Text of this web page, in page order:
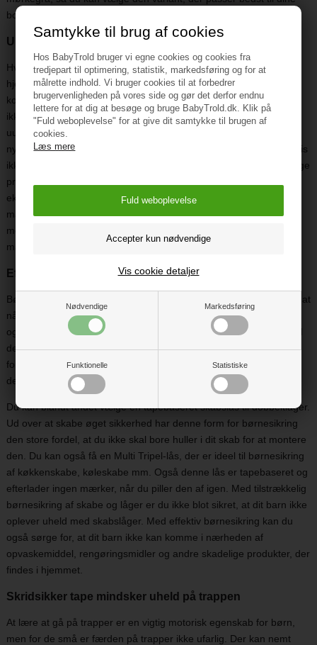
Samtykke til brug af cookies
Hos BabyTrold bruger vi egne cookies og cookies fra
tredjepart til optimering, statistik, markedsføring og for at
målrette indhold. Vi bruger cookies til at forbedrer
brugervenligheden på vores side og gør det derfor endnu
lettere for at dig at besøge og bruge BabyTrold.dk. Klik på
"Fuld weboplevelse" for at give dit samtykke til brugen af
cookies.
Læs mere
Nødvendige Markedsføring
Funktionelle Statistiske
Vis cookie detaljer
borde.
Undgå klemte fingre med børnesikring af skuffer
Hvis du tæller efter, har du sikkert et ganske højt antal skuffer i dit
hjem, hvor små fingre kan komme i klemme. Tænk bare på
kommoder, skrivebordsskuffer og andre opbevaringsmøbler – og
ikke mindst køkkenet, hvor skufferne er en fast og nærmest
uundgåelig bestanddel. Skuffer virker dragende på mange små,
nysgerrige børn, men kan forårsage kedelige hverdagsulykker, hvis
ikke du tager dine forbehold. Hos BabyTrold kan du købe forskellige
produkter inden for børnesikring af skuffer, så du ikke skal være
ekstra opmærksom, når dit barn færdes nær skufferne. Med
magnetlåsen fra SAFE er dine skuffer tilpas børnesikret, og der
medfølger en smart “parkeringsplads” til opbevaring af
magnetlåsen, når skuffen står åben.
Effektiv børnesikring af skabe og låger
Børn er nysgerrige af natur og elsker at gribe fat i alt, der er nemt at
nå og ser spændende ud. Det indebærer også håndtag på skabe
og låger, som næsten ikke er til at modstå for de nysgerrige små. I
den forbindelse er børnesikring af skabe en praktisk måde at
forebygge uheld. Der findes en række forskellige slags skabslåse,
der passer til forskellige typer af skabe.
Du kan blandt andet vælge en tapebaseret skabslås til dobbeltlåger.
Ud over at skabe øget sikkerhed har denne form for børnesikring
den store fordel, at du ikke skal bore huller i dit skab for at montere
den. Du kan også få en Multi Tripel-lås, der er ideel til børnesikring
af køkkenskabe, køleskabe mm. Også denne lås er tapebaseret og
efterlader ingen mærker, når du piller den af igen. Med tilstrækkelig
børnesikring af skabe og låger er du ikke blot sikret, at dit barn ikke
oplever uheld med skabslåger. Med effektiv børnesikring kan du
også sørge for, at dit barn ikke kan komme i nærheden af
opvaskemiddel, rengøringsmidler og andre skadelige produkter, der
findes i hjemmet.
Skridsikker tape mindsker uheld på trappen
At lære at gå på trapper er en vigtig motorisk egenskab for børn,
men for de små er færden på trapper ikke ufarlig. Der kan nemt